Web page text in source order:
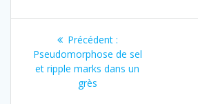
Navigation
l’article
Précédent :Article
précédent
:
Pseudomorphose de sel
et ripple marks dans un
grès